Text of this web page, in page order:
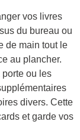
vos livres
du bureau ou
de main tout le
au plancher.
porte ou les
divers. Cette
et garde vos